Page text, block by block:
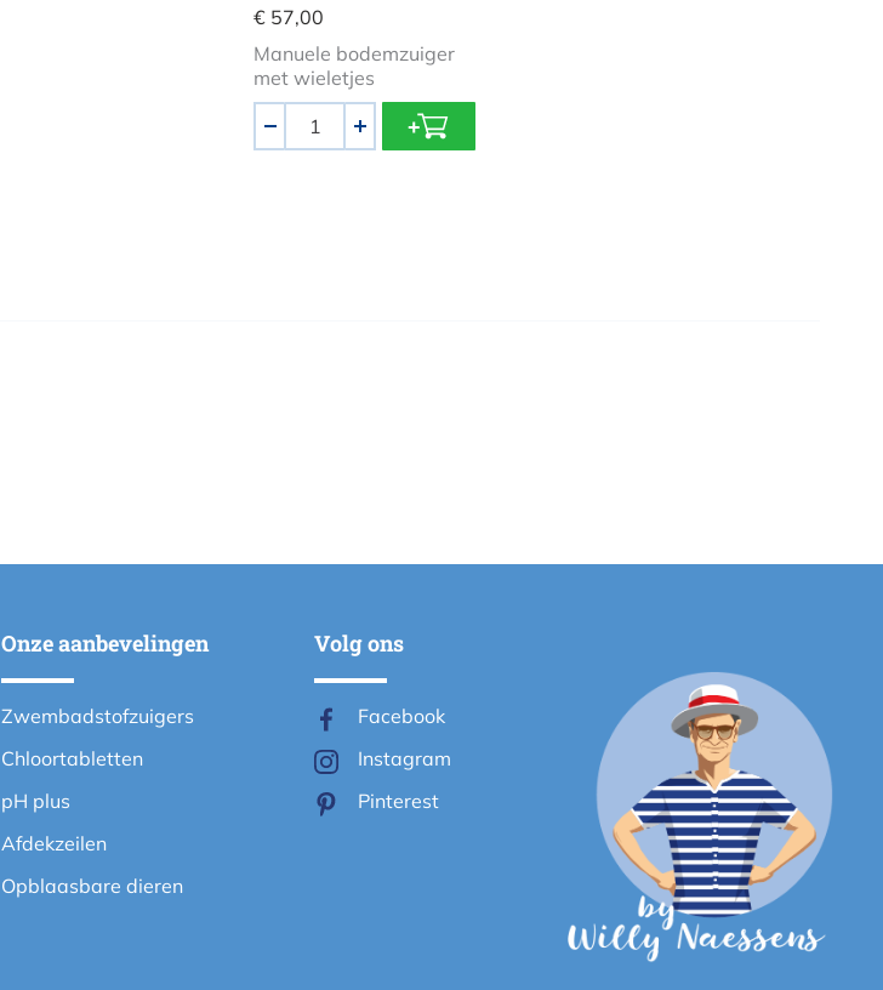
€ 57,00
Manuele bodemzuiger
met wieletjes
+
Onze aanbevelingen
Zwembadstofzuigers
Chloortabletten
pH plus
Afdekzeilen
Opblaasbare dieren
Volg ons
Facebook
Instagram
Pinterest